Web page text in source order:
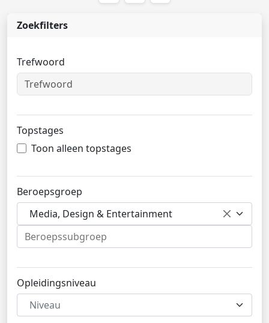
Zoekfilters
Trefwoord
Topstages
Toon alleen topstages
Beroepsgroep
Media, Design & Entertainment
Opleidingsniveau
Niveau